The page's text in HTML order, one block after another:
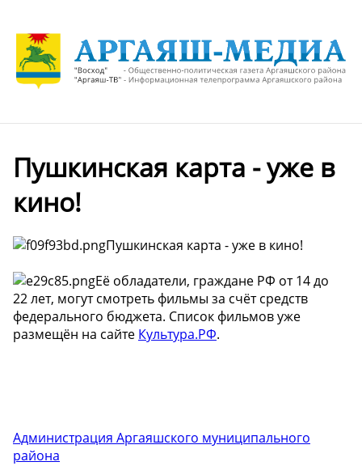
Пушкинская карта - уже в
кино!
Пушкинская карта - уже в кино!
Её обладатели, граждане РФ от 14 до
22 лет, могут смотреть фильмы за счёт средств
федерального бюджета. Список фильмов уже
размещён на сайте Культура.РФ.
Администрация Аргаяшского муниципального
района